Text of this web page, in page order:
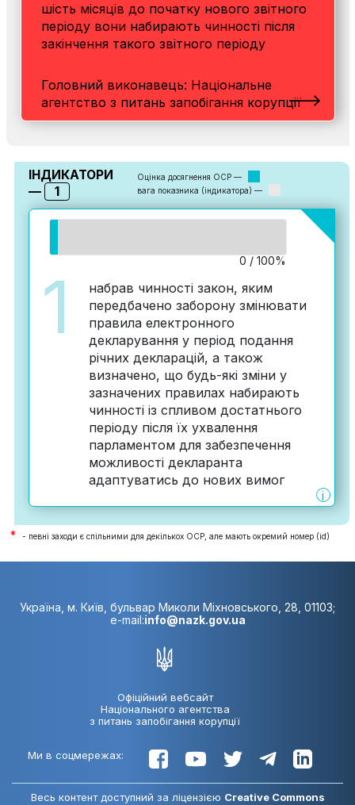
шість місяців до початку нового звітного
періоду вони набирають чинності після
закінчення такого звітного періоду
Головний виконавець: Національне
агентство з питань запобігання корупції
ІНДИКАТОРИ
—
1
Оцінка досягнення ОСР —
вага показника (індикатора) —
1
0 / 100%
набрав чинності закон, яким
передбачено заборону змінювати
правила електронного
декларування у період подання
річних декларацій, а також
визначено, що будь-які зміни у
зазначених правилах набирають
чинності із спливом достатнього
періоду після їх ухвалення
парламентом для забезпечення
можливості декларанта
адаптуватись до нових вимог
i
* - певні заходи є спільними для декількох ОСР, але мають окремий номер (id)
Україна, м. Київ, бульвар Миколи Міхновського, 28, 01103;
e-mail:info@nazk.gov.ua
Офіційний вебсайт
Національного агентства
з питань запобігання корупції
Ми в соцмережах:
Весь контент доступний за ліцензією Creative Commons